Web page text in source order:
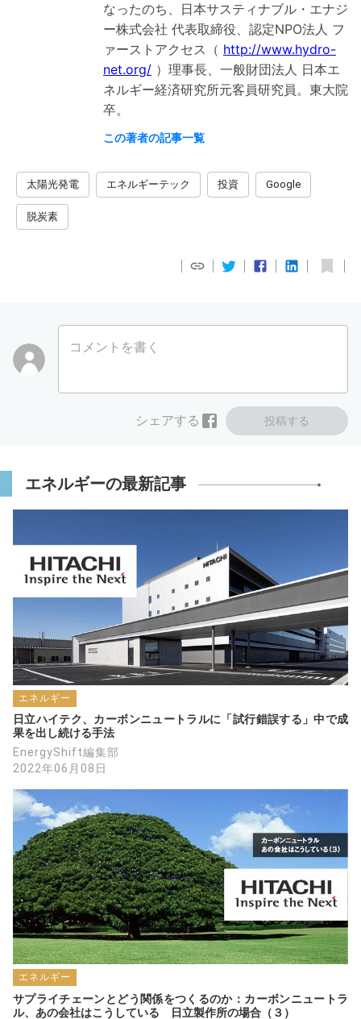
なったのち、日本サスティナブル・エナジ
ー株式会社 代表取締役、認定NPO法人 フ
ァーストアクセス（ http://www.hydro-
net.org/ ）理事長、一般財団法人 日本エ
ネルギー経済研究所元客員研究員。東大院
卒。
この著者の記事一覧
太陽光発電 エネルギーテック 投資 Google
脱炭素
コメントを書く
投稿する
シェアする
エネルギーの最新記事
エネルギー
日立ハイテク、カーボンニュートラルに「試行錯誤する」中で成
果を出し続ける手法
EnergyShift編集部
2022年06月08日
エネルギー
サプライチェーンとどう関係をつくるのか：カーボンニュートラ
ル、あの会社はこうしている　日立製作所の場合（３）